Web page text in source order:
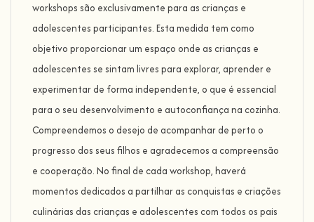
workshops são exclusivamente para as crianças e
adolescentes participantes. Esta medida tem como
objetivo proporcionar um espaço onde as crianças e
adolescentes se sintam livres para explorar, aprender e
experimentar de forma independente, o que é essencial
para o seu desenvolvimento e autoconfiança na cozinha.
Compreendemos o desejo de acompanhar de perto o
progresso dos seus filhos e agradecemos a compreensão
e cooperação. No final de cada workshop, haverá
momentos dedicados a partilhar as conquistas e criações
culinárias das crianças e adolescentes com todos os pais